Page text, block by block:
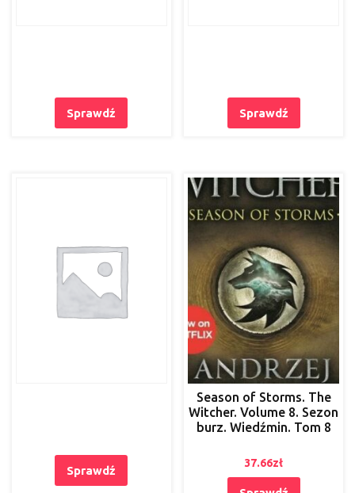
Sprawdź Sprawdź
Sprawdź
Season of Storms. The
Witcher. Volume 8. Sezon
burz. Wiedźmin. Tom 8
37.66zł